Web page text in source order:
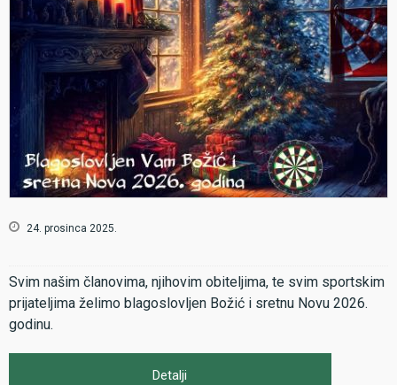
24. prosinca 2025.
Svim našim članovima, njihovim obiteljima, te svim sportskim
prijateljima želimo blagoslovljen Božić i sretnu Novu 2026.
godinu.
Detalji